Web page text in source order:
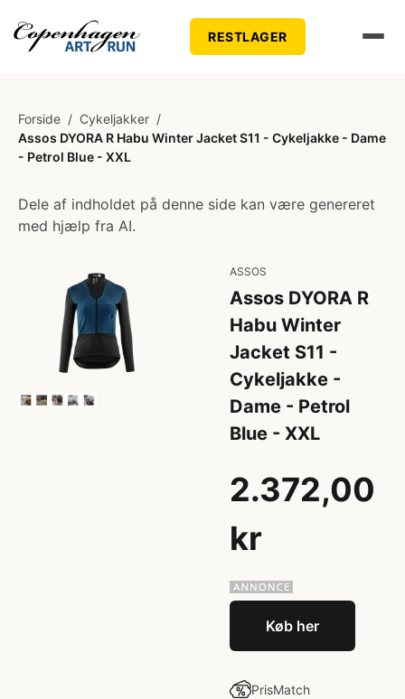
RESTLAGER
Forside / Cykeljakker /
Assos DYORA R Habu Winter Jacket S11 - Cykeljakke - Dame
- Petrol Blue - XXL
Dele af indholdet på denne side kan være genereret
med hjælp fra AI.
ASSOS
Assos DYORA R
Habu Winter
Jacket S11 -
Cykeljakke -
Dame - Petrol
Blue - XXL
2.372,00
kr
Køb her
PrisMatch